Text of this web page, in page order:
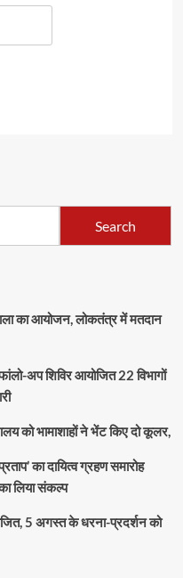
Search
का आयोजन, लोकतंत्र में मतदान
अप शिविर आयोजित 22 विभागों
को भामाशाहों ने भेंट किए दो कूलर,
का दायित्व ग्रहण समारोह
लिया संकल्प
5 अगस्त के धरना-प्रदर्शन को